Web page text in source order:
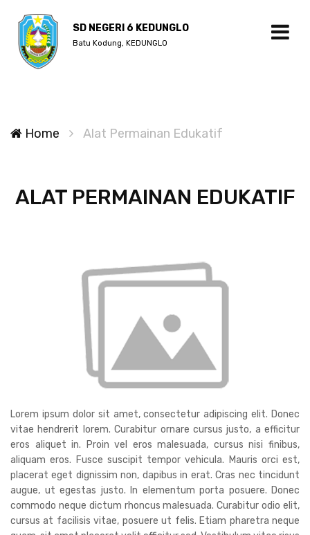
SD NEGERI 6 KEDUNGLO
Batu Kodung, KEDUNGLO
Home Alat Permainan Edukatif
ALAT PERMAINAN EDUKATIF
Lorem ipsum dolor sit amet, consectetur adipiscing elit. Donec
vitae hendrerit lorem. Curabitur ornare cursus justo, a efficitur
eros aliquet in. Proin vel eros malesuada, cursus nisi finibus,
aliquam eros. Fusce suscipit tempor vehicula. Mauris orci est,
placerat eget dignissim non, dapibus in erat. Cras nec tincidunt
augue, ut egestas justo. In elementum porta posuere. Donec
commodo neque dictum rhoncus malesuada. Curabitur odio elit,
cursus at facilisis vitae, posuere ut felis. Etiam pharetra neque